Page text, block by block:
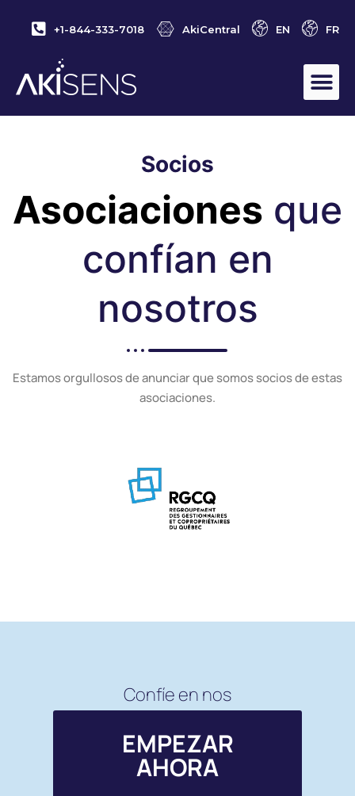
+1-844-333-7018 AkiCentral EN FR
Ils nous font confiance:
Socios
Asociaciones que
confían en
nosotros
Estamos orgullosos de anunciar que somos socios de estas
asociaciones.
Confíe en nos
EMPEZAR
AHORA